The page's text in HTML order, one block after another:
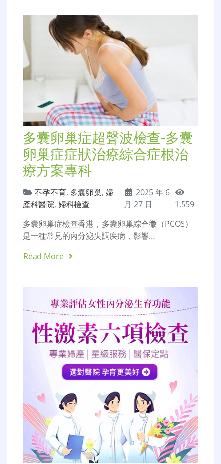
多囊卵巢症超聲波檢查-多囊
卵巢症症狀治療綜合症根治
療方案專科
不孕不育, 多囊卵巢, 婦
產科醫院, 婦科檢查
2025 年 6
月 27 日
1,559
多囊卵巢症檢查香港，多囊卵巢綜合徵（PCOS）
是一種常見的內分泌失調疾病，影響…
Read More